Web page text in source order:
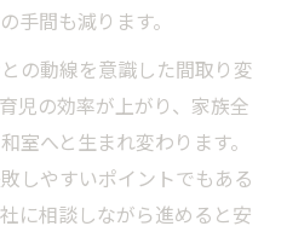
手間も減ります。
の動線を意識した間取り変
児の効率が上がり、家族全
室へと生まれ変わります。
しやすいポイントでもある
に相談しながら進めると安